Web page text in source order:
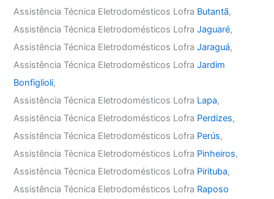
Assistência Técnica Eletrodomésticos Lofra Butantã,
Assistência Técnica Eletrodomésticos LofraJaguaré,
Assistência Técnica Eletrodomésticos LofraJaraguá,
Assistência Técnica Eletrodomésticos LofraJardim
Bonfiglioli,
Assistência Técnica Eletrodomésticos Lofra Lapa,
Assistência Técnica Eletrodomésticos Lofra Perdizes,
Assistência Técnica Eletrodomésticos Lofra Perús,
Assistência Técnica Eletrodomésticos Lofra Pinheiros,
Assistência Técnica Eletrodomésticos Lofra Pirituba,
Assistência Técnica Eletrodomésticos Lofra Raposo